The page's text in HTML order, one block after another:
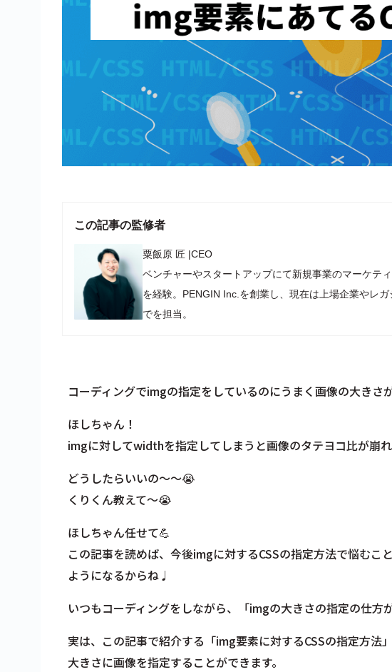
この記事の監修者
粟飯原 匠 |CEO
ベンチャーやスタートアップにて新規事業のマーケテ
を経験。PENGIN Inc.を創業し、現在は上場企業やレ
でを担当。
コーディングでimgの指定をしているのにうまく画像の大きさ
ほしちゃん！
imgに対してwidthを指定してしまうと画像のタテヨコ比が崩
どうしたらいいの〜〜😭
くりくん教えて〜😭
ほしちゃん任せて💪
この記事を読めば、今後imgに対するCSSの指定方法で悩むこ
ようになるからね♩
いつもコーディングをしながら、
「imgの大きさの指定の仕方
実は、この記事で紹介する「img要素に対するCSSの指定方法
大きさに画像を指定することができます。